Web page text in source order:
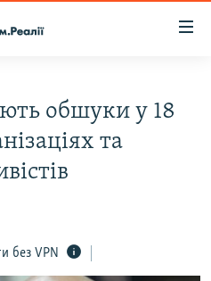
обшуки у 18
та
без VPN